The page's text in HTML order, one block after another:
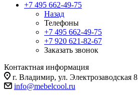
+7 495 662-49-75
Назад
Телефоны
+7 495 662-49-75
+7 920 621-82-67
Заказать звонок
Контактная информация
г. Владимир, ул. Электрозаводская 8
info@mebelcool.ru